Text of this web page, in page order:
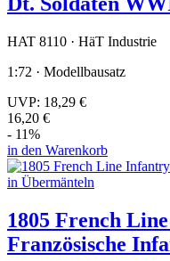
HAT 8110 · HäT Industrie
1:72 · Modellbausatz
UVP: 18,29 €
16,20 €
- 11%
in den Warenkorb
1805 French
Französische